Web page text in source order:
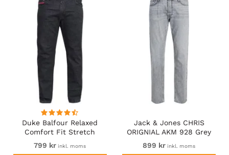
Duke Balfour Relaxed
Comfort Fit Stretch
Jeans With Elasticated
Waist Black
799 kr inkl. moms
Jack & Jones CHRIS
ORIGNIAL AKM 928 Grey
Denim
899 kr inkl. moms